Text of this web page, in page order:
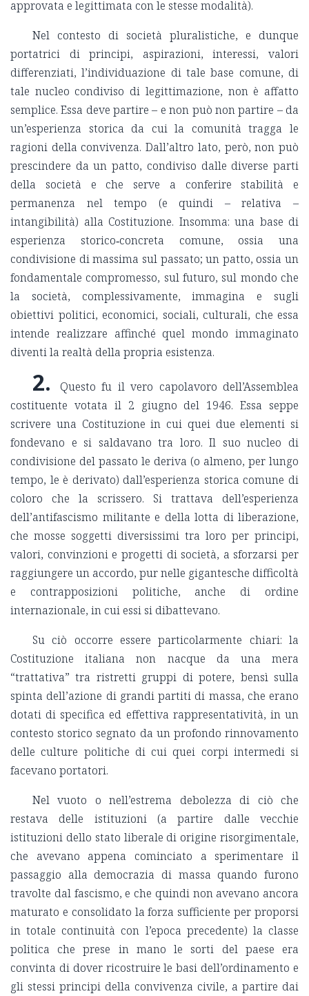
approvata e legittimata con le stesse modalità).
Nel contesto di società pluralistiche, e dunque
portatrici di principi, aspirazioni, interessi, valori
differenziati, l’individuazione di tale base comune, di
tale nucleo condiviso di legittimazione, non è affatto
semplice. Essa deve partire – e non può non partire – da
un’esperienza storica da cui la comunità tragga le
ragioni della convivenza. Dall’altro lato, però, non può
prescindere da un patto, condiviso dalle diverse parti
della società e che serve a conferire stabilità e
permanenza nel tempo (e quindi – relativa –
intangibilità) alla Costituzione. Insomma: una base di
esperienza storico‑concreta comune, ossia una
condivisione di massima sul passato; un patto, ossia un
fondamentale compromesso, sul futuro, sul mondo che
la società, complessivamente, immagina e sugli
obiettivi politici, economici, sociali, culturali, che essa
intende realizzare affinché quel mondo immaginato
diventi la realtà della propria esistenza.
2.
Questo fu il vero capolavoro dell’Assemblea
costituente votata il 2 giugno del 1946. Essa seppe
scrivere una Costituzione in cui quei due elementi si
fondevano e si saldavano tra loro. Il suo nucleo di
condivisione del passato le deriva (o almeno, per lungo
tempo, le è derivato) dall’esperienza storica comune di
coloro che la scrissero. Si trattava dell’esperienza
dell’antifascismo militante e della lotta di liberazione,
che mosse soggetti diversissimi tra loro per principi,
valori, convinzioni e progetti di società, a sforzarsi per
raggiungere un accordo, pur nelle gigantesche difficoltà
e contrapposizioni politiche, anche di ordine
internazionale, in cui essi si dibattevano.
Su ciò occorre essere particolarmente chiari: la
Costituzione italiana non nacque da una mera
“trattativa” tra ristretti gruppi di potere, bensì sulla
spinta dell’azione di grandi partiti di massa, che erano
dotati di specifica ed effettiva rappresentatività, in un
contesto storico segnato da un profondo rinnovamento
delle culture politiche di cui quei corpi intermedi si
facevano portatori.
Nel vuoto o nell’estrema debolezza di ciò che
restava delle istituzioni (a partire dalle vecchie
istituzioni dello stato liberale di origine risorgimentale,
che avevano appena cominciato a sperimentare il
passaggio alla democrazia di massa quando furono
travolte dal fascismo, e che quindi non avevano ancora
maturato e consolidato la forza sufficiente per proporsi
in totale continuità con l’epoca precedente) la classe
politica che prese in mano le sorti del paese era
convinta di dover ricostruire le basi dell’ordinamento e
gli stessi principi della convivenza civile, a partire dai